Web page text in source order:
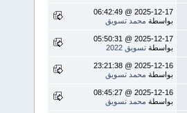
2025-12-17 @ 06:42:49
بواسطة محمد تسويق
2025-12-17 @ 05:50:31
بواسطة تسويق 2022
2025-12-16 @ 23:21:38
بواسطة محمد تسويق
2025-12-16 @ 08:45:27
بواسطة محمد تسويق